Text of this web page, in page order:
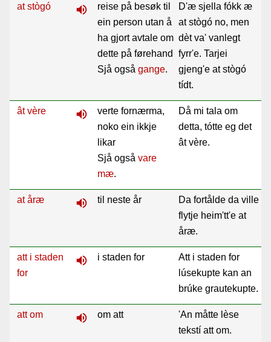
at stògó volume_up
reise på besøk til
ein person utan å
ha gjort avtale om
dette på førehand
Sjå også gange.
D'æ sjella fókk æ
at stògó no, men
dèt va' vanlegt
fyrr'e. Tarjei
gjeng'e at stògó
tídt.
ât vère volume_up
verte fornærma,
noko ein ikkje
likar
Sjå også vare
mæ.
Då mi tala om
detta, tótte eg det
ât vère.
at åræ volume_up til neste år
Da fortålde da ville
flytje heim'tt'e at
åræ.
att i staden
for
volume_up i staden for
Att i staden for
lúsekupte kan an
brúke grautekupte.
att om volume_up om att
'An måtte lèse
tekstí att om.